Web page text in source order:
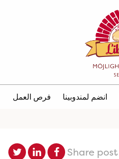
انضم لمندوبينا فرص العمل
Share post